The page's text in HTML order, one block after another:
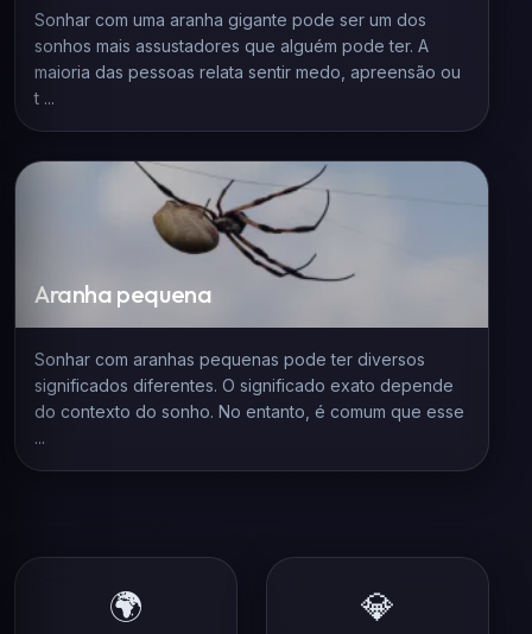
Sonhar com uma aranha gigante pode ser um dos
sonhos mais assustadores que alguém pode ter. A
maioria das pessoas relata sentir medo, apreensão ou
t ...
Aranha pequena
Sonhar com aranhas pequenas pode ter diversos
significados diferentes. O significado exato depende
do contexto do sonho. No entanto, é comum que esse
...
🌍 💎